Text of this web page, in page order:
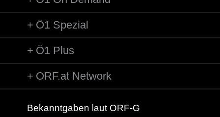
Ö1 Spezial
Ö1 Plus
ORF.at Network
Bekanntgaben laut ORF-G